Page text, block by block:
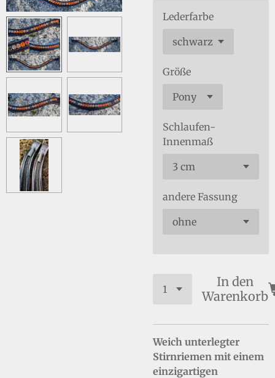
Lederfarbe
Größe
Schlaufen-
Innenmaß
andere Fassung
In den
Warenkorb
Weich unterlegter
Stirnriemen mit einem
einzigartigen